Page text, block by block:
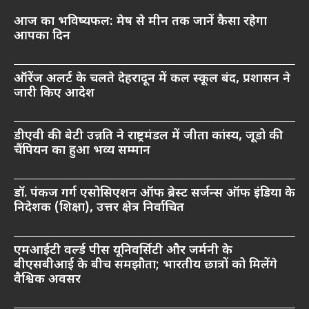
आज का भविष्यफल: मेष से मीन तक जानें कैसा रहेगा
आपका दिन
ऑरेंज अलर्ट के चलते देहरादून में कल स्कूल बंद, प्रशासन ने
जारी किए आदेश
डीएवी की बेटी उन्नति ने राष्ट्रमंडल में जीता कांस्य, जूडो की
चैंपियन का हुआ भव्य सम्मान
डॉ. पंकज गर्ग एसोसिएशन ऑफ ब्रेस्ट सर्जन्स ऑफ इंडिया के
निदेशक (शिक्षा), उत्तर क्षेत्र निर्वाचित
एमआईटी वर्ल्ड पीस यूनिवर्सिटी और जर्मनी के
बीएसबीआई के बीच समझौता; भारतीय छात्रों को मिलेंगे
वैश्विक अवसर